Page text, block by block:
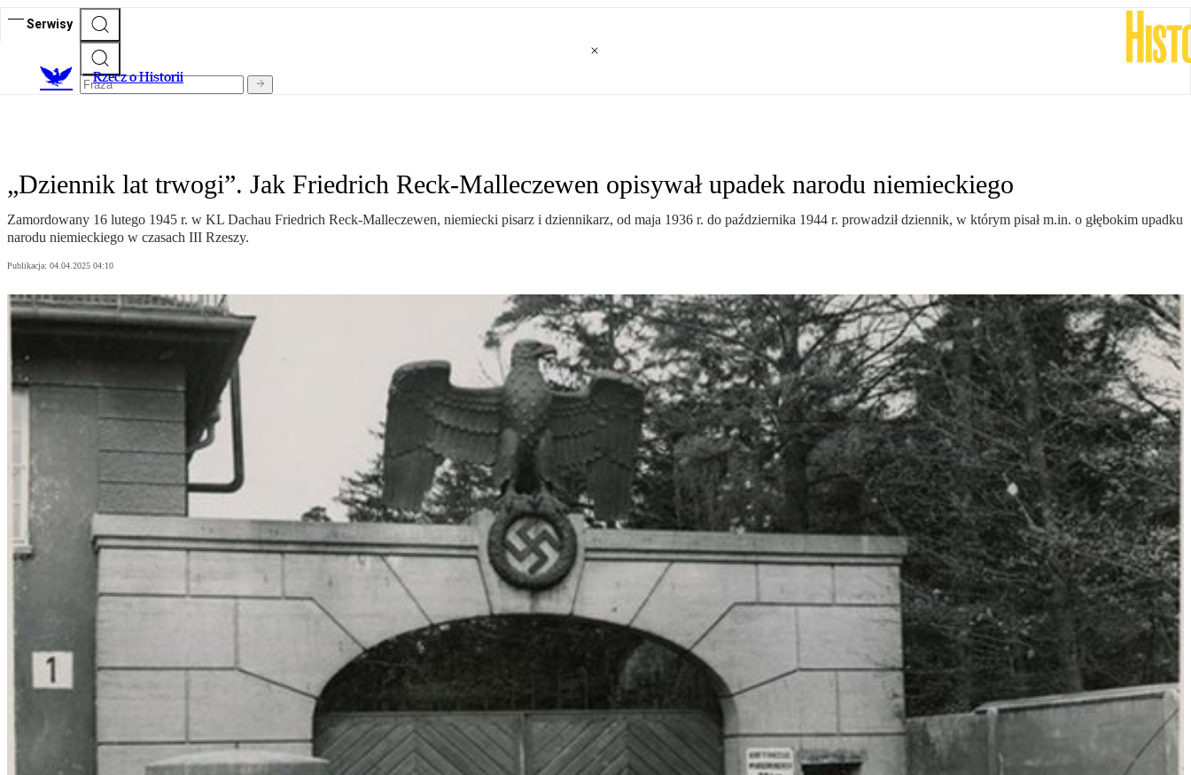
Serwisy
Rzecz o Historii
„Dziennik lat trwogi”. Jak Friedrich Reck-Malleczewen opisywał upadek narodu niemieckiego
Zamordowany 16 lutego 1945 r. w KL Dachau Friedrich Reck-Malleczewen, niemiecki pisarz i dziennikarz, od maja 1936 r. do października 1944 r. prowadził dziennik, w którym pisał m.in. o głębokim upadku
narodu niemieckiego w czasach III Rzeszy.
Publikacja: 04.04.2025 04:10